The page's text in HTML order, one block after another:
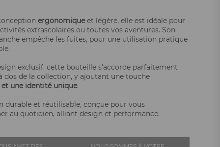
ergonomiqueet légère, elle est idéale pour
extrascolaires ou toutes vos aventures. Son
empêche les fuites, pour une utilisation pratique
exclusif, cette bouteille s'accorde parfaitement
dos de la collection, y ajoutant une touche
et une identité unique.
durable et réutilisable, conçue pour vous
au quotidien, alliant design et performance.